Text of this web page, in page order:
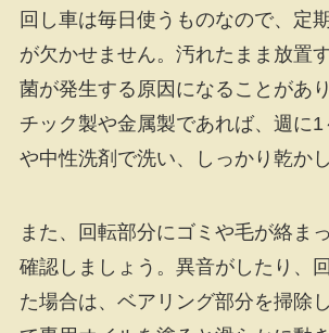
回し車は毎日使うものなので、定
が欠かせません。汚れたまま放置
菌が発生する原因になることがあ
チック製や金属製であれば、週に
や中性洗剤で洗い、しっかり乾か
また、回転部分にゴミや毛が絡ま
確認しましょう。異音がしたり、
た場合は、ベアリング部分を掃除